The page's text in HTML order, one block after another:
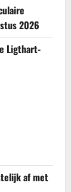
2026
Ligthart-
af met